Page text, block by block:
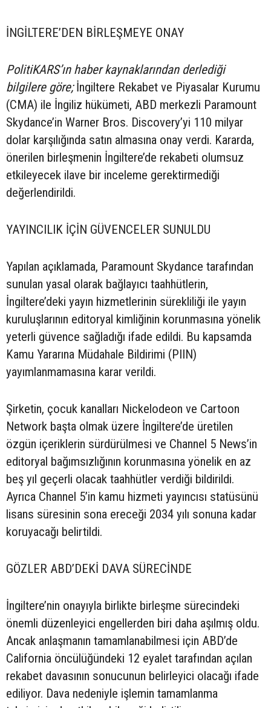
İNGİLTERE’DEN BİRLEŞMEYE ONAY
PolitiKARS’ın haber kaynaklarından derlediği
bilgilere göre;İngiltere Rekabet ve Piyasalar Kurumu
(CMA) ile İngiliz hükümeti, ABD merkezli Paramount
Skydance’in Warner Bros. Discovery’yi 110 milyar
dolar karşılığında satın almasına onay verdi. Kararda,
önerilen birleşmenin İngiltere’de rekabeti olumsuz
etkileyecek ilave bir inceleme gerektirmediği
değerlendirildi.
YAYINCILIK İÇİN GÜVENCELER SUNULDU
Yapılan açıklamada, Paramount Skydance tarafından
sunulan yasal olarak bağlayıcı taahhütlerin,
İngiltere’deki yayın hizmetlerinin sürekliliği ile yayın
kuruluşlarının editoryal kimliğinin korunmasına yönelik
yeterli güvence sağladığı ifade edildi. Bu kapsamda
Kamu Yararına Müdahale Bildirimi (PIIN)
yayımlanmamasına karar verildi.
Şirketin, çocuk kanalları Nickelodeon ve Cartoon
Network başta olmak üzere İngiltere’de üretilen
özgün içeriklerin sürdürülmesi ve Channel 5 News’in
editoryal bağımsızlığının korunmasına yönelik en az
beş yıl geçerli olacak taahhütler verdiği bildirildi.
Ayrıca Channel 5’in kamu hizmeti yayıncısı statüsünü
lisans süresinin sona ereceği 2034 yılı sonuna kadar
koruyacağı belirtildi.
GÖZLER ABD’DEKİ DAVA SÜRECİNDE
İngiltere’nin onayıyla birlikte birleşme sürecindeki
önemli düzenleyici engellerden biri daha aşılmış oldu.
Ancak anlaşmanın tamamlanabilmesi için ABD’de
California öncülüğündeki 12 eyalet tarafından açılan
rekabet davasının sonucunun belirleyici olacağı ifade
ediliyor. Dava nedeniyle işlemin tamamlanma